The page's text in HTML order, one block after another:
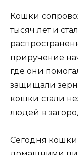
Кошки
тысяч лет и
приручение
где они
защищали
кошки стали
людей в
Сегодня